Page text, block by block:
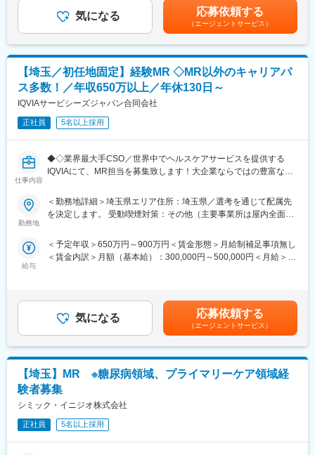
域を変えてのPJT打診も可能です。また、無期雇用派遣となるた
め、ＰＪＴの期間外もベース給与は保証いたします。
■当社で働く魅力
（1）最大限希望を考慮します
全国50地域以上のPJTからご提案し、なるべくご希望の勤務地に
アサインが可能です。また、次の契約での再配属の際の地域もし
っかり考慮いたします。これは小規模ならではの社内バッティン
グの少なさも大きく影響しています。
（2）小規模ならではの手厚いサポート
ウハウの蓄積から、メーカーさんへ転籍の可能性があるPJTも紹
介可能、また過去には、10年ほどブランクのある50代の方のご支
（3）長期就業／キャリア形成が可能
弊社所属のMRはシニア（50代）がボリュームゾーン。プロジェ
■企業の特徴
「CareNet.com」を運営する親会社の強力なサポートを受けなが
ら、最新の医療情報に触れられる環境が整っています。成長フェ
ーズの活気あふれる環境で、キャリアアップを目指せる魅力的な
職場です。
また、グループ間でのキャリア開発も可能です。MR以外の他職種
へのキャリア形成も進めていることも大きな特徴です。
変更の範囲：会社の定める業務
円（12分割）（一律手当を含む）＜昇給有無＞有＜残業手当＞有
＜給与補足＞※面接を通して、ご経験やスキルにより当社規定に基
づき決定いたします。■昇給、インセンティブあり■モデル年収：
20代650万、40代後半850万賃金はあくまでも目安の金額であ
り、選考を通じて上下する可能性があります。月給(月額)は固定手
当を含めた表記です。
気になる 応募依頼する
（エージェントサービス）
【埼玉／初任地固定】経験MR ◇MR以外のキャリアパ
ス多数！／年収650万以上／年休130日～
IQVIAサービシーズジャパン合同会社
正社員 5名以上採用
仕事内容
◆◇業界最大手CSO／世界中でヘルスケアサービスを提供する
IQVIAにて、MR担当を募集致します！大企業ならではの豊富なキ
【具体的な業務詳細】
いただきます。
・担当エリアの訪問医療施設のターゲティング、担当医療施設へ
・医療従事者向けの説明会の企画・実施、医師同士のコミュニケ
ーション推進のための研究会・勉強会の立ち上げ、講演会の企
画・運営 等
※勤務地については、選考内で希望を伺ったうえで決定します。
＼IQVIAでMRとして働く魅力／
（１）充実の待遇：同業他社の中でも平均給与の高さや非課税の
日当の支給の他、退職金や団体保険制度、単身赴任手当や月1回の
帰省交通費の支給など福利厚生が充実しており、長期就業される
社員が多いのも特徴です。
勤務地
＜勤務地詳細＞埼玉県エリア住所：埼玉県／選考を通じて配属先
を決定します。 受動喫煙対策：その他（主要事業所は屋内全面禁
給与
＜予定年収＞650万円～900万円＜賃金形態＞月給制補足事項無し
＜賃金内訳＞月額（基本給）：300,000円～500,000円＜月給＞
ジェクト稼働手当(35,000円)、外勤日当（1日1,500円／外勤3.5時
間以上）■変動賞与制（6月・12月・3月）※平均実績6ヶ月分■イン
センティブ：3月（対象者）賃金はあくまでも目安の金額であり、
選考を通じて上下する可能性があります。月給(月額)は固定手当を
含めた表記です。
気になる 応募依頼する
（エージェントサービス）
【埼玉】MR ※糖尿病領域、プライマリーケア領域経
験者募集
シミック・イニジオ株式会社
正社員 5名以上採用